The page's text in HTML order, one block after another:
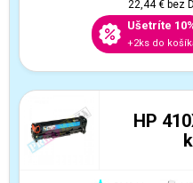
22,44 €bez
Ušetríte
+2ks do
HP